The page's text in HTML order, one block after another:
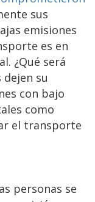
sus
emisiones
es en
¿Qué será
su
con bajo
como
el transporte
personas se